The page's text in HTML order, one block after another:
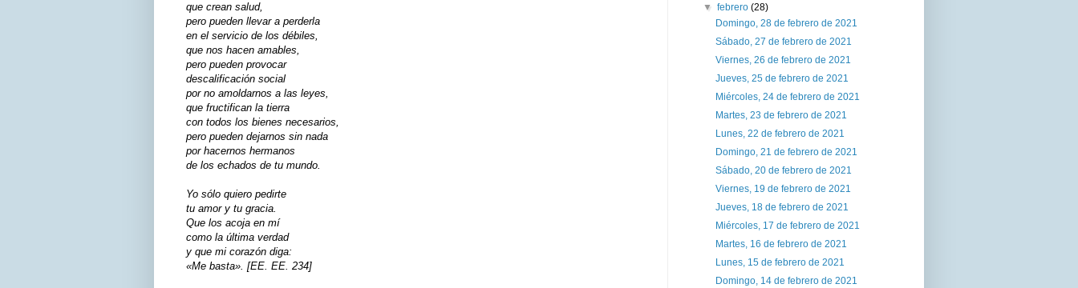
que crean salud,
pero pueden llevar a perderla
en el servicio de los débiles,
que nos hacen amables,
pero pueden provocar
descalificación social
por no amoldarnos a las leyes,
que fructifican la tierra
con todos los bienes necesarios,
pero pueden dejarnos sin nada
por hacernos hermanos
de los echados de tu mundo.
Yo sólo quiero pedirte
tu amor y tu gracia.
Que los acoja en mí
como la última verdad
y que mi corazón diga:
«Me basta». [EE. EE. 234]
▼febrero(28)
Domingo, 28 de febrero de 2021
Sábado, 27 de febrero de 2021
Viernes, 26 de febrero de 2021
Jueves, 25 de febrero de 2021
Miércoles, 24 de febrero de 2021
Martes, 23 de febrero de 2021
Lunes, 22 de febrero de 2021
Domingo, 21 de febrero de 2021
Sábado, 20 de febrero de 2021
Viernes, 19 de febrero de 2021
Jueves, 18 de febrero de 2021
Miércoles, 17 de febrero de 2021
Martes, 16 de febrero de 2021
Lunes, 15 de febrero de 2021
Domingo, 14 de febrero de 2021